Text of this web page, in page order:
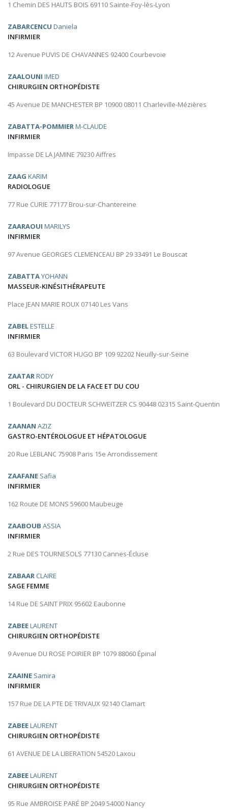
1 Chemin DES HAUTS BOIS 69110 Sainte-Foy-lès-Lyon
ZABARCENCU Daniela
INFIRMIER
12 Avenue PUVIS DE CHAVANNES 92400 Courbevoie
ZAALOUNI IMED
CHIRURGIEN ORTHOPÉDISTE
45 Avenue DE MANCHESTER BP 10900 08011 Charleville-Mézières
ZABATTA-POMMIERM-CLAUDE
INFIRMIER
Impasse DE LA JAMINE 79230 Aiffres
ZAAG KARIM
RADIOLOGUE
77 Rue CURIE 77177 Brou-sur-Chantereine
ZAARAOUI MARILYS
INFIRMIER
97 Avenue GEORGES CLEMENCEAU BP 29 33491 Le Bouscat
ZABATTAYOHANN
MASSEUR-KINÉSITHÉRAPEUTE
Place JEAN MARIE ROUX 07140 Les Vans
ZABELESTELLE
INFIRMIER
63 Boulevard VICTOR HUGO BP 109 92202 Neuilly-sur-Seine
ZAATARRODY
ORL - CHIRURGIEN DE LA FACE ET DU COU
1 Boulevard DU DOCTEUR SCHWEITZER CS 90448 02315 Saint-Quentin
ZAANAN AZIZ
GASTRO-ENTÉROLOGUE ET HÉPATOLOGUE
20 Rue LEBLANC 75908 Paris 15e Arrondissement
ZAAFANE Safia
INFIRMIER
162 Route DE MONS 59600 Maubeuge
ZAABOUB ASSIA
INFIRMIER
2 Rue DES TOURNESOLS 77130 Cannes-Écluse
ZABAAR CLAIRE
SAGE FEMME
14 Rue DE SAINT PRIX 95602 Eaubonne
ZABEELAURENT
CHIRURGIEN ORTHOPÉDISTE
9 Avenue DU ROSE POIRIER BP 1079 88060 Épinal
ZAAINE Samira
INFIRMIER
157 Rue DE LA PTE DE TRIVAUX 92140 Clamart
ZABEELAURENT
CHIRURGIEN ORTHOPÉDISTE
61 AVENUE DE LA LIBERATION 54520 Laxou
ZABEELAURENT
CHIRURGIEN ORTHOPÉDISTE
95 Rue AMBROISE PARÉ BP 2049 54000 Nancy